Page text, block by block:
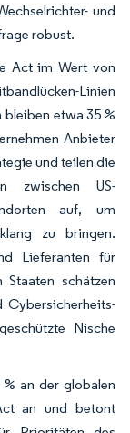
und
robust.
Act im Wert von
Linien
etwa 35 %
Anbieter
und teilen die
zwischen US-
auf, um
zu bringen.
Lieferanten für
Staaten schätzen
Cybersicherheits-
Nische
an der globalen
an und betont